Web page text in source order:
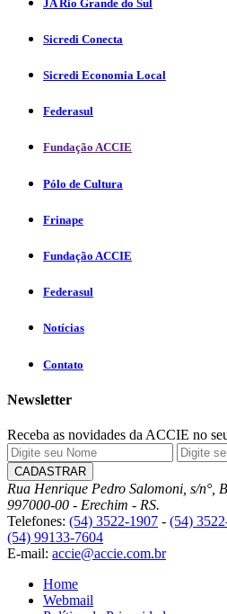
JA Rio Grande do Sul
Sicredi Conecta
Sicredi Economia Local
Federasul
Fundação ACCIE
Pólo de Cultura
Frinape
Fundação ACCIE
Federasul
Notícias
Contato
Newsletter
Receba as novidades da ACCIE no
Rua Henrique Pedro Salomoni, s/n°,
997000-00 - Erechim - RS.
Telefones: (54) 3522-1907 - (54)
(54) 99133-7604
E-mail: accie@accie.com.br
Home
Webmail